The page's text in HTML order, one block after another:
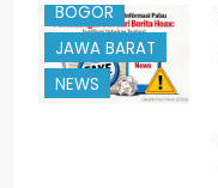
BOGOR
JAWA BARAT
NEWS